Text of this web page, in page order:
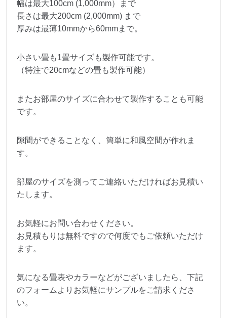
幅は最大100cm (1,000mm）まで
長さは最大200cm (2,000mm) まで
厚みは最薄10mmから60mmまで。
小さい畳も1畳サイズも製作可能です。
（特注で20cmなどの畳も製作可能）
またお部屋のサイズに合わせて製作することも可能
です。
隙間ができることなく、簡単に和風空間が作れま
す。
部屋のサイズを測ってご連絡いただければお見積い
たします。
お気軽にお問い合わせください。
お見積もりは無料ですので何度でもご依頼いただけ
ます。
気になる畳表やカラーなどがございましたら、下記
のフォームよりお気軽にサンプルをご請求くださ
い。